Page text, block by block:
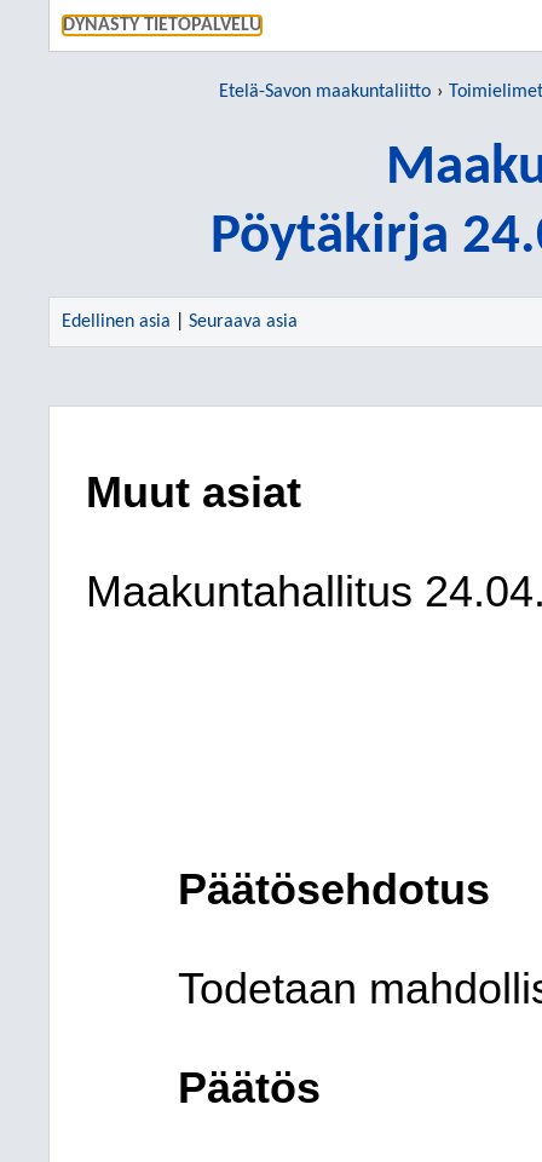
DYNASTY TIETOPALVELU
Etelä-Savon maakuntaliitto Toimielimet
Pöytäkirja
Edellinen asia Seuraava asia
Muut asiat
Maakuntahallitus
Päätösehdotus
Todetaan
Päätös